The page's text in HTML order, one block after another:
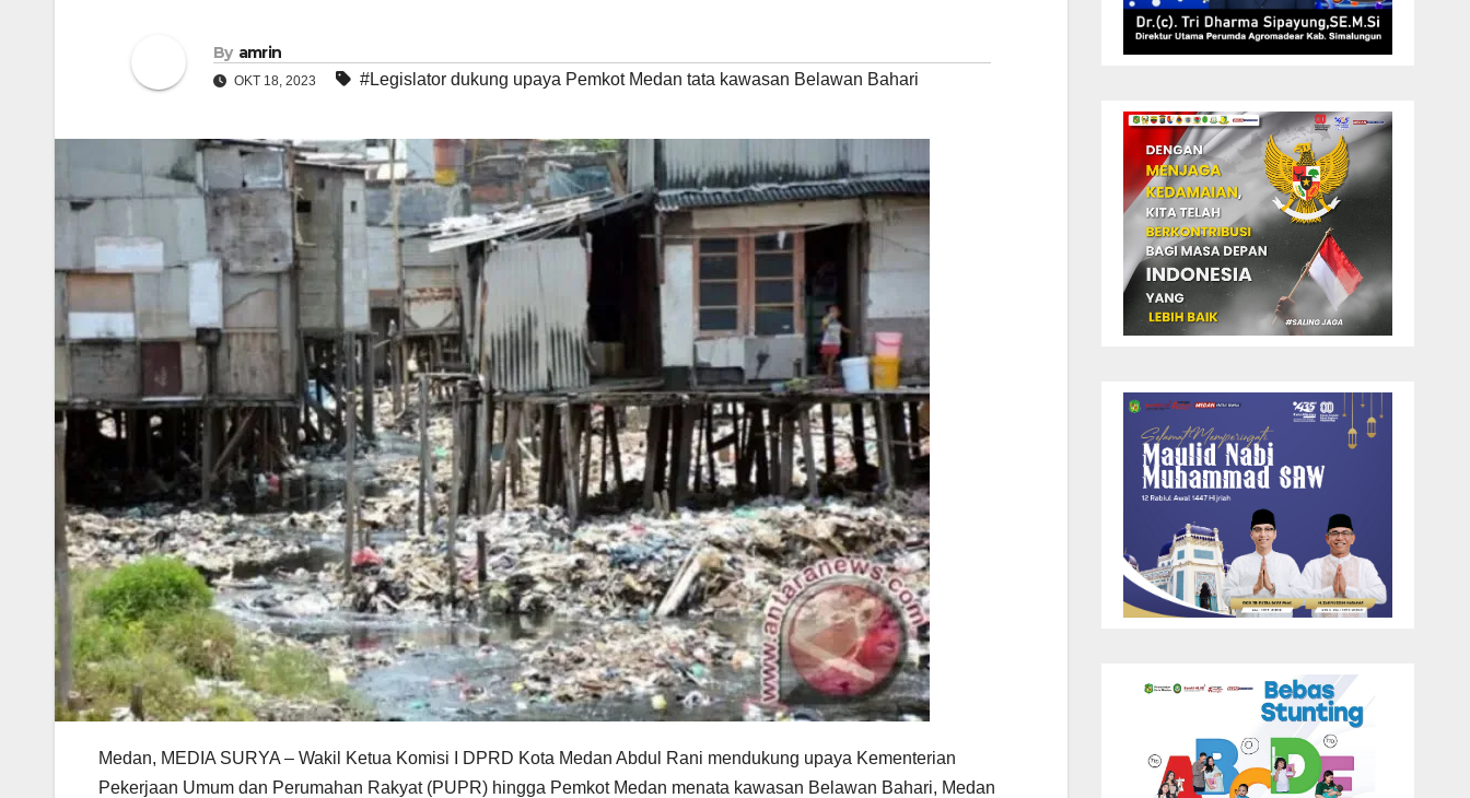
By amrin
OKT 18, 2023 #Legislator dukung upaya Pemkot Medan tata kawasan Belawan Bahari
Medan, MEDIA SURYA – Wakil Ketua Komisi I DPRD Kota Medan Abdul Rani mendukung upaya Kementerian
Pekerjaan Umum dan Perumahan Rakyat (PUPR) hingga Pemkot Medan menata kawasan Belawan Bahari, Medan